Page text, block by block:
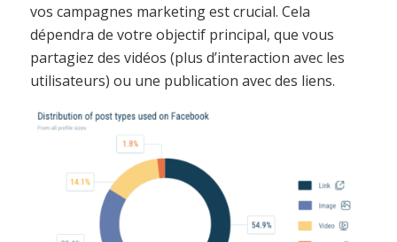
vos campagnes marketing est crucial. Cela
dépendra de votre objectif principal, que vous
partagiez des vidéos (plus d’interaction avec les
utilisateurs) ou une publication avec des liens.